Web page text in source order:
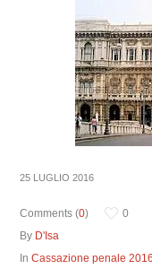
25 LUGLIO 2016
Comments (0)
0
By D'Isa
InCassazione penale 2016